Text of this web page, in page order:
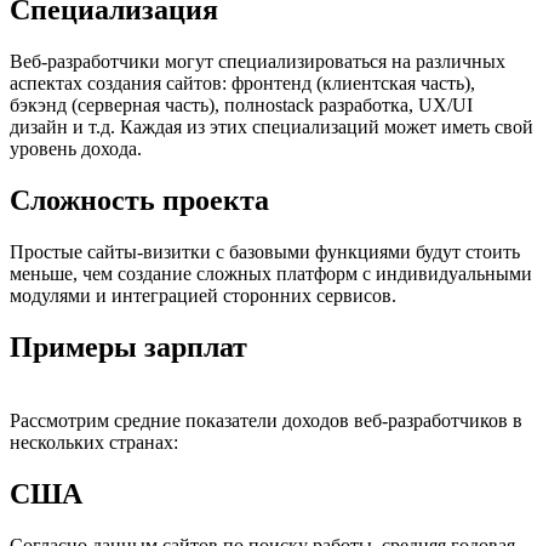
Специализация
Веб-разработчики могут специализироваться на различных
аспектах создания сайтов: фронтенд (клиентская часть),
бэкэнд (серверная часть), полноstack разработка, UX/UI
дизайн и т.д. Каждая из этих специализаций может иметь свой
уровень дохода.
Сложность проекта
Простые сайты-визитки с базовыми функциями будут стоить
меньше, чем создание сложных платформ с индивидуальными
модулями и интеграцией сторонних сервисов.
Примеры зарплат
Рассмотрим средние показатели доходов веб-разработчиков в
нескольких странах:
США